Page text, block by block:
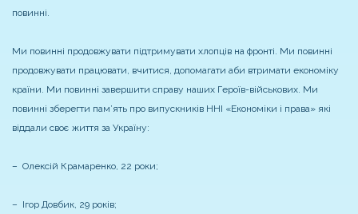
повинні.
Ми повинні продовжувати підтримувати хлопців на фронті. Ми повинні
продовжувати працювати, вчитися, допомагати аби втримати економіку
країни. Ми повинні завершити справу наших Героїв-військових. Ми
повинні зберегти пам’ять про випускників ННІ «Економіки і права» які
віддали своє життя за Україну:
– Олексій Крамаренко, 22 роки;
– Ігор Довбик, 29 років;